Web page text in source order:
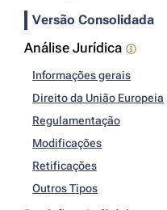
Versão Consolidada
Análise Jurídica
Informações gerais
Direito da União Europeia
Regulamentação
Modificações
Retificações
Outros Tipos